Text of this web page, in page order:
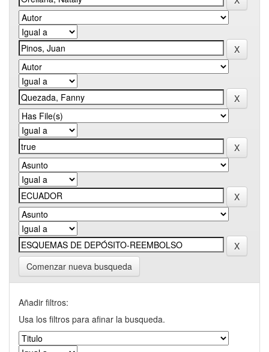
Comenzar nueva busqueda
Añadir filtros:
Usa los filtros para afinar la busqueda.